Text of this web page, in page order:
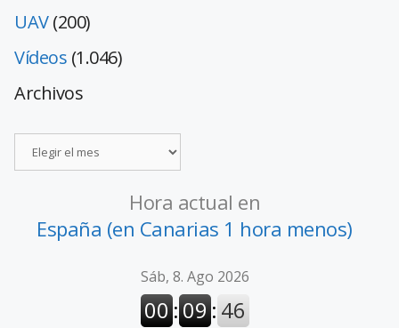
UAV(200)
Vídeos (1.046)
Archivos
Hora actual en
España (en Canarias 1 hora menos)